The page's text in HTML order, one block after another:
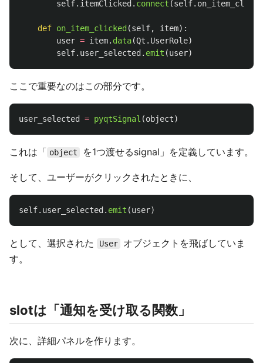
self. itemClicked . connect (self.
def on_item_clicked (self, item):
user = item. data(Qt . UserRole)
self. user_selected . emit (user)
ここで重要なのはこの部分です。
user_selected = pyqtSignal (object)
これは「 object を1つ渡せるsignal」を定義しています。
そして、ユーザーがクリックされたときに、
self. user_selected . emit (user)
として、選択された User
オブジェクトを飛ばしていま
す。
slotは「通知を受け取る関数」
次に、詳細パネルを作ります。